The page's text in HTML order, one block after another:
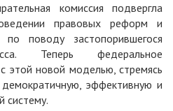
комиссия подвергла
правовых реформ и
по поводу застопорившегося
Теперь федеральное
этой новой моделью, стремясь
эффективную и
систему.